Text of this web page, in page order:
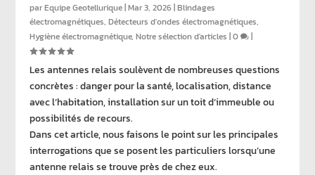
parEquipe Geotellurique|Mar 3, 2026|Blindages
électromagnétiques,Détecteurs d'ondes électromagnétiques,
Hygiène électromagnétique,Notre sélection d'articles |0 |
Les antennes relais soulèvent de nombreuses questions
concrètes : danger pour la santé, localisation, distance
avec l’habitation, installation sur un toit d’immeuble ou
possibilités de recours.
Dans cet article, nous faisons le point sur les principales
interrogations que se posent les particuliers lorsqu’une
antenne relais se trouve près de chez eux.